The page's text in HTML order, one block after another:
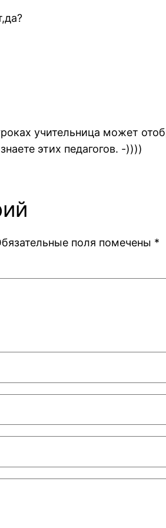
учительница может
этих педагогов. -))))
поля помечены *